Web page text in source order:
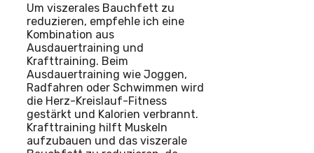
Um viszerales Bauchfett zu
reduzieren, empfehle ich eine
Kombination aus
Ausdauertraining und
Krafttraining. Beim
Ausdauertraining wie Joggen,
Radfahren oder Schwimmen wird
die Herz-Kreislauf-Fitness
gestärkt und Kalorien verbrannt.
Krafttraining hilft Muskeln
aufzubauen und das viszerale